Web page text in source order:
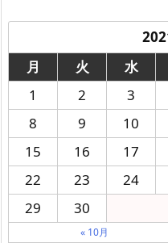
月
火 水
1
2 3
8
9 10
15
16 17
22
23 24
29
30
« 10月